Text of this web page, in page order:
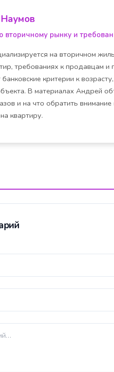
Наумов
вторичному рынку и
на вторичном
требованиях к продавцам и
банковские критерии к
В материалах Андрей
и на что обратить
квартиру.